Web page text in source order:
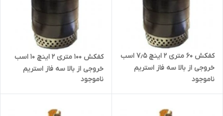
کفکش ۶۰ متری ۲ اینچ ۷٫۵ اسب
خروجی از بالا سه فاز استریم
QX15-60-5.5 | پمپ ارتفاع بالا
ناموجود
کفکش ۱۰۰ متری ۲ اینچ ۱۰ اسب
خروجی از بالا سه فاز استریم
QX12.5-100-7.5 | پمپ ارتفاع بالا
ناموجود